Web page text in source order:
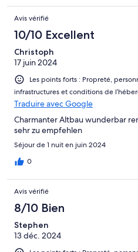
Avis vérifié
10/10 Excellent
Christoph
17 juin 2024
Les points forts : Propreté,
infrastructures et conditions de
Traduire avec Google
Charmanter Altbau wunderbar
sehr zu empfehlen
Séjour de 1 nuit en juin 2024
0
Avis vérifié
8/10 Bien
Stephen
13 déc. 2024